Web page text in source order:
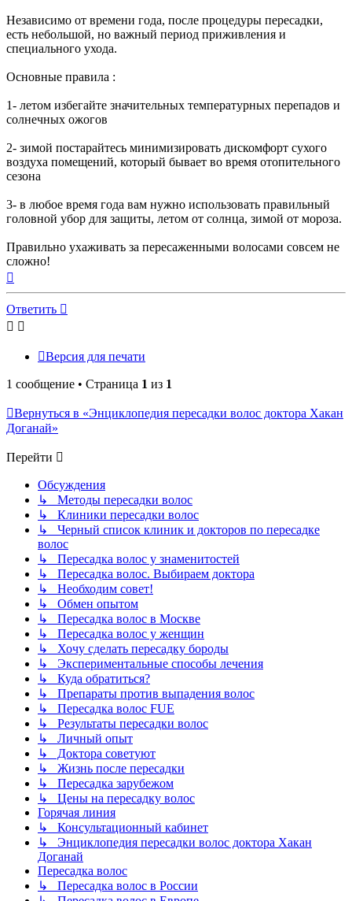
Независимо от времени года, после процедуры пересадки,
есть небольшой, но важный период приживления и
специального ухода.
Основные правила :
1- летом избегайте значительных температурных перепадов и
солнечных ожогов
2- зимой постарайтесь минимизировать дискомфорт сухого
воздуха помещений, который бывает во время отопительного
сезона
3- в любое время года вам нужно использовать правильный
головной убор для защиты, летом от солнца, зимой от мороза.
Правильно ухаживать за пересаженными волосами совсем не
сложно!
началу
Ответить
Версия для печати
1 сообщение • Страница 1 из 1
Вернуться в «Энциклопедия пересадки волос доктора Хакан
Доганай»
Перейти
Обсуждения
↳ Методы пересадки волос
↳ Клиники пересадки волос
↳ Черный список клиник и докторов по пересадке
волос
↳ Пересадка волос у знаменитостей
↳ Пересадка волос. Выбираем доктора
↳ Необходим совет!
↳ Обмен опытом
↳ Пересадка волос в Москве
↳ Пересадка волос у женщин
↳ Хочу сделать пересадку бороды
↳ Экспериментальные способы лечения
↳ Куда обратиться?
↳ Препараты против выпадения волос
↳ Пересадка волос FUE
↳ Результаты пересадки волос
↳ Личный опыт
↳ Доктора советуют
↳ Жизнь после пересадки
↳ Пересадка зарубежом
↳ Цены на пересадку волос
Горячая линия
↳ Консультационный кабинет
↳ Энциклопедия пересадки волос доктора Хакан
Доганай
Пересадка волос
↳ Пересадка волос в России